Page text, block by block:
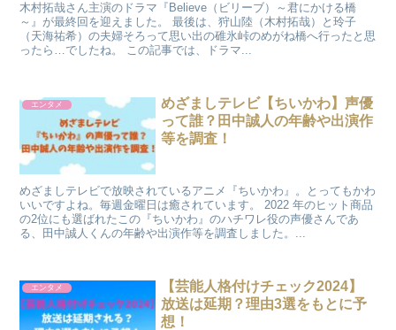
木村拓哉さん主演のドラマ『Believe（ビリーブ）～君にかける橋
～』が最終回を迎えました。 最後は、狩山陸（木村拓哉）と玲子
（天海祐希）の夫婦そろって思い出の碓氷峠のめがね橋へ行ったと思
ったら…でしたね。 この記事では、ドラマ...
エンタメ
めざましテレビ【ちいかわ】声優
って誰？田中誠人の年齢や出演作
等を調査！
めざましテレビで放映されているアニメ『ちいかわ』。とってもかわ
いいですよね。毎週金曜日は癒されています。 2022 年のヒット商品
の2位にも選ばれたこの『ちいかわ』のハチワレ役の声優さんであ
る、田中誠人くんの年齢や出演作等を調査しました。...
エンタメ
【芸能人格付けチェック2024】
放送は延期？理由3選をもとに予
想！